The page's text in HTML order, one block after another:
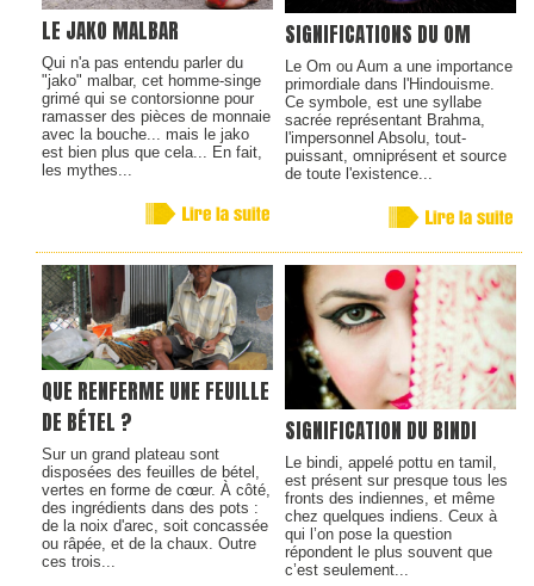
LE JAKO MALBAR
Qui n'a pas entendu parler du
"jako" malbar, cet homme-singe
grimé qui se contorsionne pour
ramasser des pièces de monnaie
avec la bouche... mais le jako
est bien plus que cela... En fait,
les mythes...
SIGNIFICATIONS DU OM
Le Om ou Aum a une importance
primordiale dans l'Hindouisme.
Ce symbole, est une syllabe
sacrée représentant Brahma,
l'impersonnel Absolu, tout-
puissant, omniprésent et source
de toute l'existence...
QUE RENFERME UNE FEUILLE
DE BÉTEL ?
Sur un grand plateau sont
disposées des feuilles de bétel,
vertes en forme de cœur. À côté,
des ingrédients dans des pots :
de la noix d'arec, soit concassée
ou râpée, et de la chaux. Outre
ces trois...
SIGNIFICATION DU BINDI
Le bindi, appelé pottu en tamil,
est présent sur presque tous les
fronts des indiennes, et même
chez quelques indiens. Ceux à
qui l’on pose la question
répondent le plus souvent que
c’est seulement...